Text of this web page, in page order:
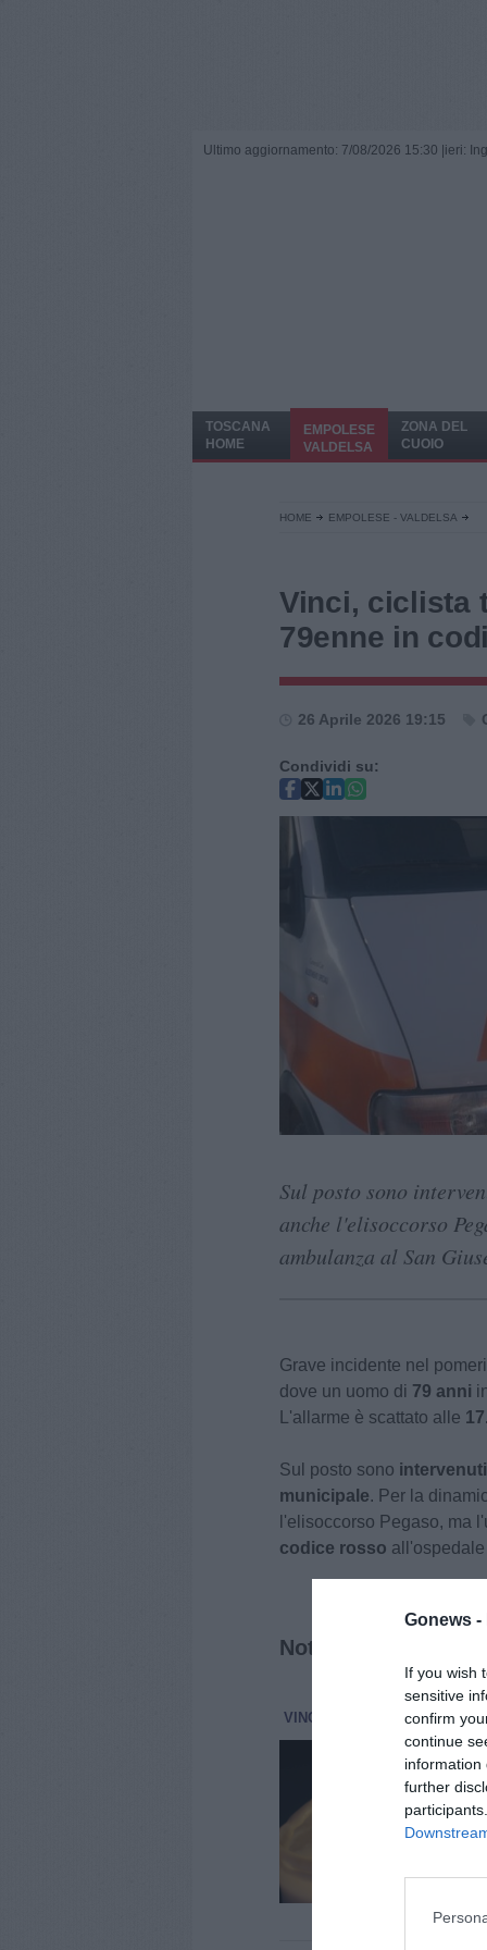
Gonews -
If you wish
sensitive
confirm
continue
information
further
Ultimo aggiornamento: 7/08/2026 15:30 | ieri:
TOSCANA
HOME
EMPOLESE
VALDELSA
ZONA DEL
CUOIO
HOME EMPOLESE - VALDELSA
Vinci, ciclista
79enne in
26 Aprile 2026 19:15
Condividi su:
Sul posto sono
anche l'elisoccorso
ambulanza al San
Grave incidente nel
dove un uomo di 79 anni
L'allarme è scattato alle
Sul posto sono
municipale. Per la
l'elisoccorso Pegaso, ma
codice rosso all'ospedale
Notizie correlate
VINCI 27 Luglio
È
A
da